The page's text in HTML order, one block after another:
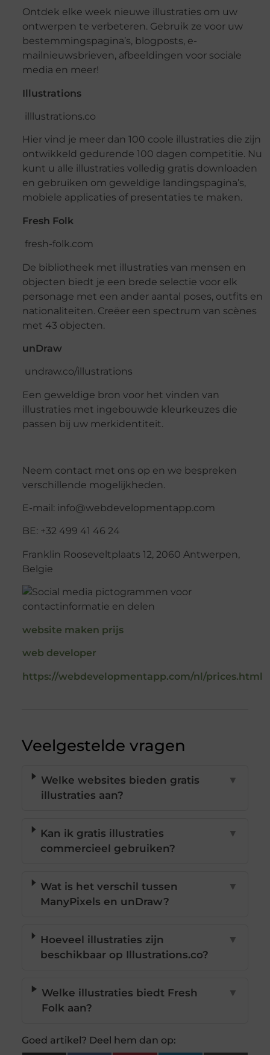
Ontdek elke week nieuwe illustraties om uw
ontwerpen te verbeteren. Gebruik ze voor uw
bestemmingspagina’s, blogposts, e-
mailnieuwsbrieven, afbeeldingen voor sociale
media en meer!
Illustrations
illlustrations.co
Hier vind je meer dan 100 coole illustraties die zijn
ontwikkeld gedurende 100 dagen competitie. Nu
kunt u alle illustraties volledig gratis downloaden
en gebruiken om geweldige landingspagina’s,
mobiele applicaties of presentaties te maken.
Fresh Folk
fresh-folk.com
De bibliotheek met illustraties van mensen en
objecten biedt je een brede selectie voor elk
personage met een ander aantal poses, outfits en
nationaliteiten. Creëer een spectrum van scènes
met 43 objecten.
unDraw
undraw.co/illustrations
Een geweldige bron voor het vinden van
illustraties met ingebouwde kleurkeuzes die
passen bij uw merkidentiteit.
Neem contact met ons op en we bespreken
verschillende mogelijkheden.
E-mail: info@webdevelopmentapp.com
BE: +32 499 41 46 24
Franklin Rooseveltplaats 12, 2060 Antwerpen,
Belgie
website maken prijs
web developer
https://webdevelopmentapp.com/nl/prices.html
Veelgestelde vragen
Welke websites bieden gratis
illustraties aan?
▼
Kan ik gratis illustraties
commercieel gebruiken?
▼
Wat is het verschil tussen
ManyPixels en unDraw?
▼
Hoeveel illustraties zijn
beschikbaar op Illustrations.co?
▼
Welke illustraties biedt Fresh
Folk aan?
▼
Goed artikel? Deel hem dan op: